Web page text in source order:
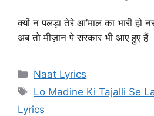
क्यों न पलड़ा तेरे आ’माल का भारी हो
अब तो मीज़ान पे सरकार भी आए हुए हैं
Categories
Naat Lyrics
Tags
Lo Madine Ki Tajalli Se
Lyrics